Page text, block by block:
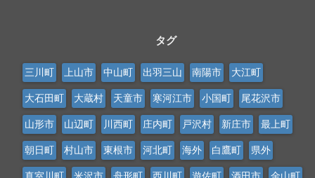
タグ
三川町 上山市 中山町 出羽三山 南陽市 大江町
大石田町 大蔵村 天童市 寒河江市 小国町 尾花沢市
山形市 山辺町 川西町 庄内町 戸沢村 新庄市 最上町
朝日町 村山市 東根市 河北町 海外 白鷹町 県外